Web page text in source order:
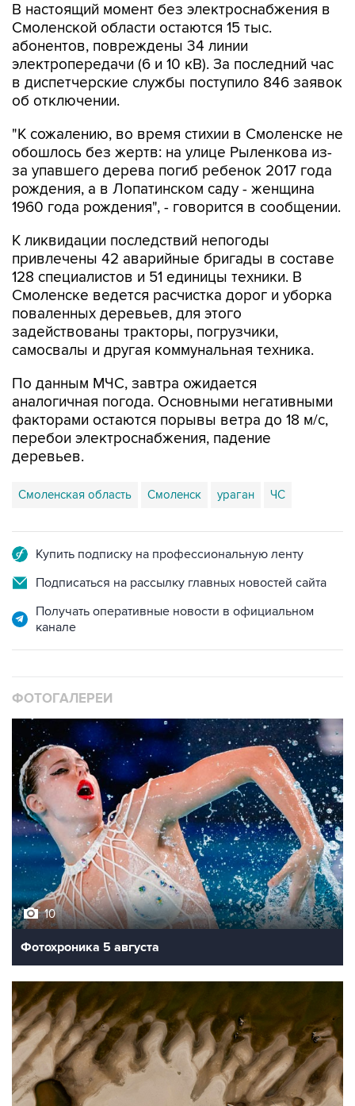
абонентов, повреждены 34 линии
электропередачи (6 и 10 кВ). За последний час
в диспетчерские службы поступило 846 заявок
об отключении.
"К сожалению, во время стихии в Смоленске не
за упавшего дерева погиб ребенок 2017 года
рождения, а в Лопатинском саду - женщина
1960 года рождения", - говорится в сообщении.
К ликвидации последствий непогоды
128 специалистов и 51 единицы техники. В
Смоленске ведется расчистка дорог и уборка
поваленных деревьев, для этого
задействованы тракторы, погрузчики,
самосвалы и другая коммунальная техника.
По данным МЧС, завтра ожидается
факторами остаются порывы ветра до 18 м/с,
перебои электроснабжения, падение
деревьев.
Смоленская область
Подписаться на рассылку главных новостей сайта
Получать оперативные новости в официальном
канале
10
Фотохроника 5 августа